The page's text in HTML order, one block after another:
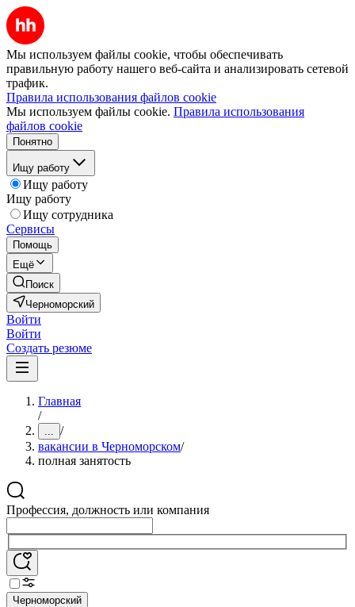
Мы используем файлы cookie, чтобы обеспечивать
правильную работу нашего веб-сайта и анализировать сетевой
трафик.
Правила использования файлов cookie
Мы используем файлы cookie. Правила использования
файлов cookie
Понятно
Ищу работу
Ищу работу
Ищу работу
Ищу сотрудника
Сервисы
Помощь
Ещё
Поиск
Черноморский
Войти
Войти
Создать резюме
Главная
/
... /
вакансии в Черноморском/
полная занятость
Профессия, должность или компания
Черноморский